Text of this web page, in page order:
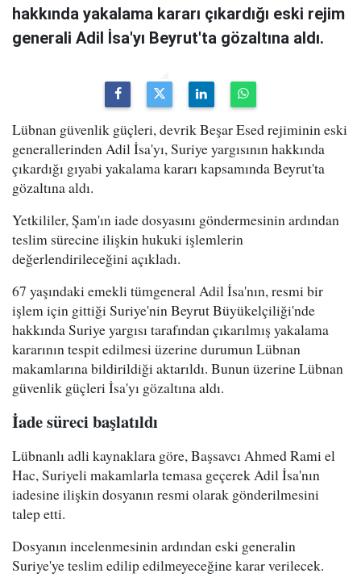
hakkında yakalama kararı çıkardığı eski rejim
generali Adil İsa'yı Beyrut'ta gözaltına aldı.
Lübnan güvenlik güçleri, devrik Beşar Esed rejiminin eski
generallerinden Adil İsa'yı, Suriye yargısının hakkında
çıkardığı gıyabi yakalama kararı kapsamında Beyrut'ta
gözaltına aldı.
Yetkililer, Şam'ın iade dosyasını göndermesinin ardından
teslim sürecine ilişkin hukuki işlemlerin
değerlendirileceğini açıkladı.
67 yaşındaki emekli tümgeneral Adil İsa'nın, resmi bir
işlem için gittiği Suriye'nin Beyrut Büyükelçiliği'nde
hakkında Suriye yargısı tarafından çıkarılmış yakalama
kararının tespit edilmesi üzerine durumun Lübnan
makamlarına bildirildiği aktarıldı. Bunun üzerine Lübnan
güvenlik güçleri İsa'yı gözaltına aldı.
İade süreci başlatıldı
Lübnanlı adli kaynaklara göre, Başsavcı Ahmed Rami el
Hac, Suriyeli makamlarla temasa geçerek Adil İsa'nın
iadesine ilişkin dosyanın resmi olarak gönderilmesini
talep etti.
Dosyanın incelenmesinin ardından eski generalin
Suriye'ye teslim edilip edilmeyeceğine karar verilecek.